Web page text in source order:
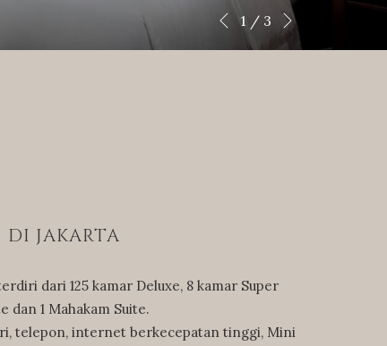
Slideshow
control
Clicking
Previous
1 / 3
JAKARTA
dari 125 kamar Deluxe, 8 kamar Super
dan 1 Mahakam Suite.
telepon, internet berkecepatan tinggi, Mini